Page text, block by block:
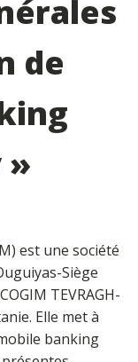
de
»
est une société
Siège
TEVRAGH-
Elle met à
banking